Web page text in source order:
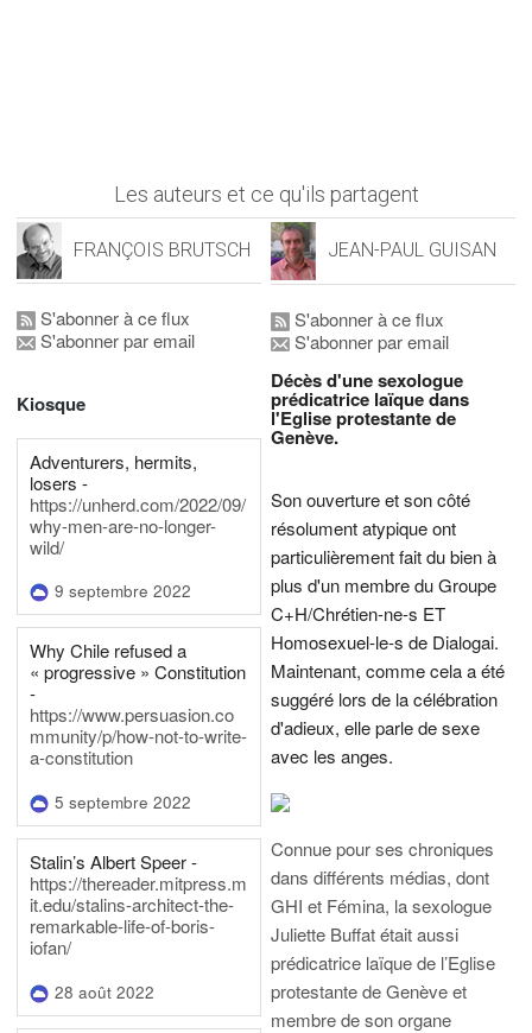
Les auteurs et ce qu'ils partagent
FRANÇOIS BRUTSCH
S'abonner à ce flux
S'abonner par email
Kiosque
Adventurers, hermits,
losers -
https://unherd.com/2022/09/
why-men-are-no-longer-
wild/
9 septembre 2022
Why Chile refused a
« progressive » Constitution
-
https://www.persuasion.co
mmunity/p/how-not-to-write-
a-constitution
5 septembre 2022
Stalin’s Albert Speer -
https://thereader.mitpress.m
it.edu/stalins-architect-the-
remarkable-life-of-boris-
iofan/
28 août 2022
JEAN-PAUL GUISAN
S'abonner à ce flux
S'abonner par email
Décès d'une sexologue
prédicatrice laïque dans
l'Eglise protestante de
Genève.
Son ouverture et son côté
résolument atypique ont
particulièrement fait du bien à
plus d'un membre du Groupe
C+H/Chrétien-ne-s ET
Homosexuel-le-s de Dialogai.
Maintenant, comme cela a été
suggéré lors de la célébration
d'adieux, elle parle de sexe
avec les anges.
Connue pour ses chroniques
dans différents médias, dont
GHI et Fémina, la sexologue
Juliette Buffat était aussi
prédicatrice laïque de l’Eglise
protestante de Genève et
membre de son organe